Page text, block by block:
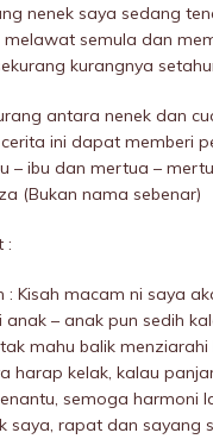
nenek saya sedang
melawat semula dan
kurangnya
antara nenek dan
ini dapat memberi
– ibu dan mertua –
(Bukan nama sebenar)
:
: Kisah macam ni saya
anak – anak pun sedih
mahu balik menziarahi
harap kelak, kalau
semoga harmoni
saya, rapat dan sayang